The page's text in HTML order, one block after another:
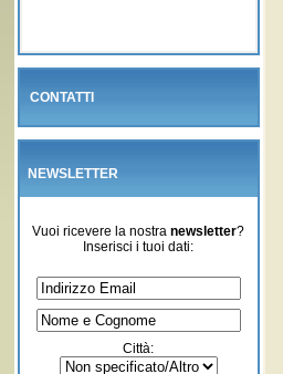
CONTATTI
NEWSLETTER
Vuoi ricevere la nostra newsletter?
Inserisci i tuoi dati:
Città: